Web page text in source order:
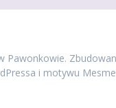
Pawonkowie.
i motywu